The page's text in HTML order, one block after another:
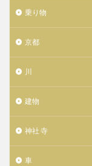
乗り物
京都
川
建物
神社 寺
車